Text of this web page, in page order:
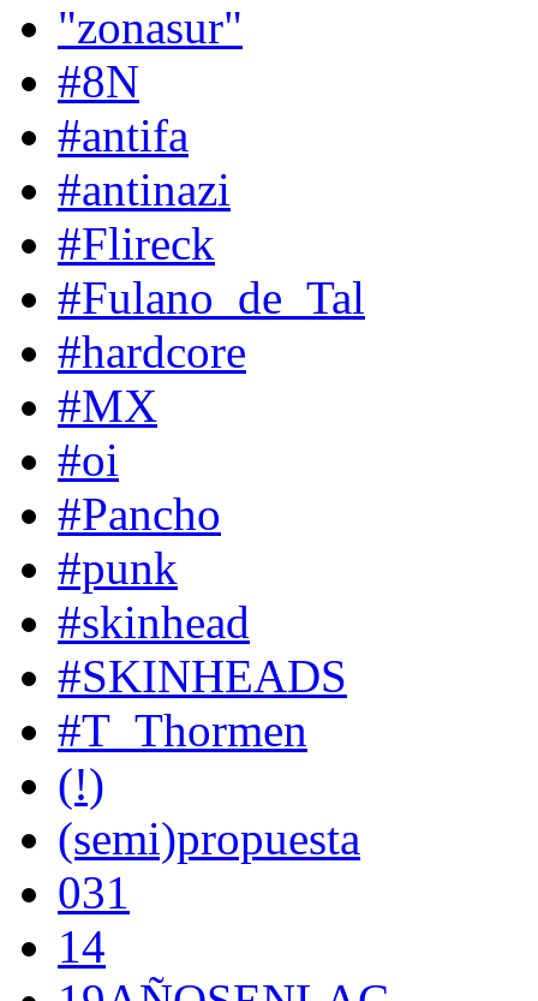
"zonasur"
#8N
#antifa
#antinazi
#Flireck
#Fulano_de_Tal
#hardcore
#MX
#oi
#Pancho
#punk
#skinhead
#SKINHEADS
#T_Thormen
(!)
(semi)propuesta
031
14